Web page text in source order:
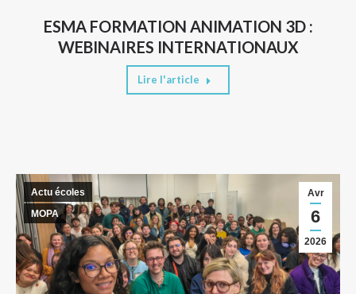
ESMA FORMATION ANIMATION 3D :
WEBINAIRES INTERNATIONAUX
Lire l'article
Avr
6
2026
Actu écoles
MOPA